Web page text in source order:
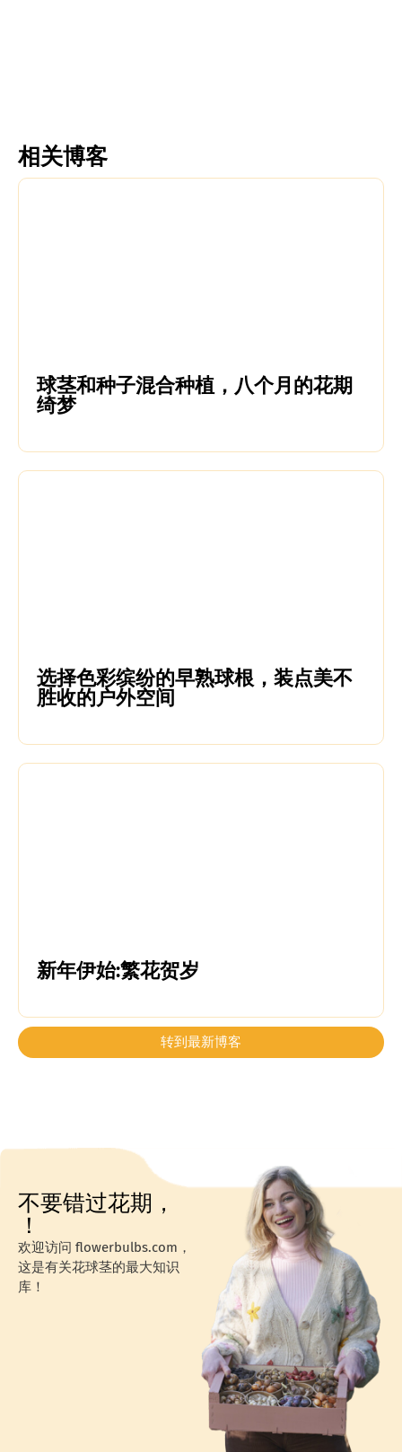
相关博客
球茎和种子混合种植，八个月的花期
绮梦
选择色彩缤纷的早熟球根，装点美不
胜收的户外空间
新年伊始:繁花贺岁
转到最新博客
不要错过花期，
！
欢迎访问 flowerbulbs.com，
这是有关花球茎的最大知识
库！